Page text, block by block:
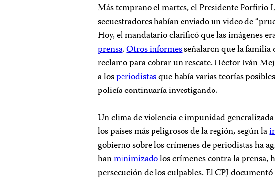
Más temprano el martes, el Presidente Porfirio
secuestradores habían enviado un video de
Hoy, el mandatario clarificó que las imágenes
prensa.Otros informesseñalaron que la
reclamo para cobrar un rescate. Héctor Iván
a losperiodistasque había varias teorías
policía continuaría investigando.
Un clima de violencia e impunidad
los países más peligrosos de la región, según la
gobierno sobre los crímenes de periodistas ha
hanminimizadolos crímenes contra la prensa,
persecución de los culpables. El CPJ